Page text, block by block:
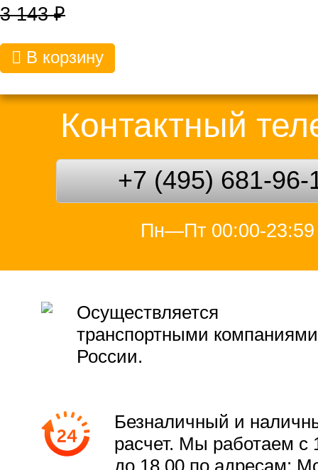
3 143₽
В корзину
Контактный
+7 (495) 681-96-
Пн—Пт 00:00-23:59
Осуществляется
транспортными компаниями
России.
Безналичный и
расчет. Мы работаем с